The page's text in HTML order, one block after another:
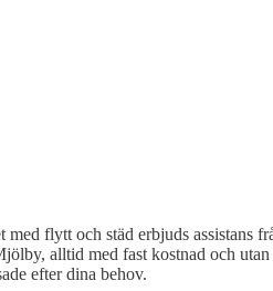
flytt och städ erbjuds assistans
alltid med fast kostnad och
efter dina behov.